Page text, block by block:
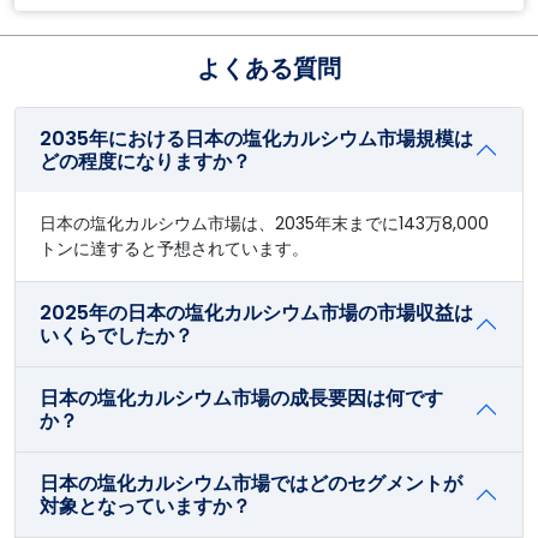
よくある質問
2035年における日本の塩化カルシウム市場規模は
どの程度になりますか？
日本の塩化カルシウム市場は、2035年末までに143万8,000
トンに達すると予想されています。
2025年の日本の塩化カルシウム市場の市場収益は
いくらでしたか？
日本の塩化カルシウム市場の成長要因は何です
か？
日本の塩化カルシウム市場ではどのセグメントが
対象となっていますか？